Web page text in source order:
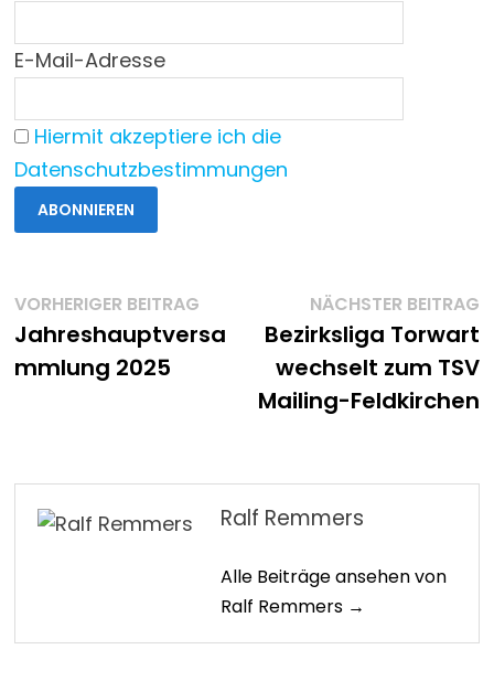
E-Mail-Adresse
Hiermit akzeptiere ich die
Datenschutzbestimmungen
Beitragsnavigation
VORHERIGER BEITRAGVorheriger
Beitrag:
Jahreshauptversa
mmlung 2025
NÄCHSTER BEITRAG
Bezirksliga Torwart
wechselt zum TSV
Mailing-Feldkirchen
Ralf Remmers
Alle Beiträge ansehen von
Ralf Remmers →